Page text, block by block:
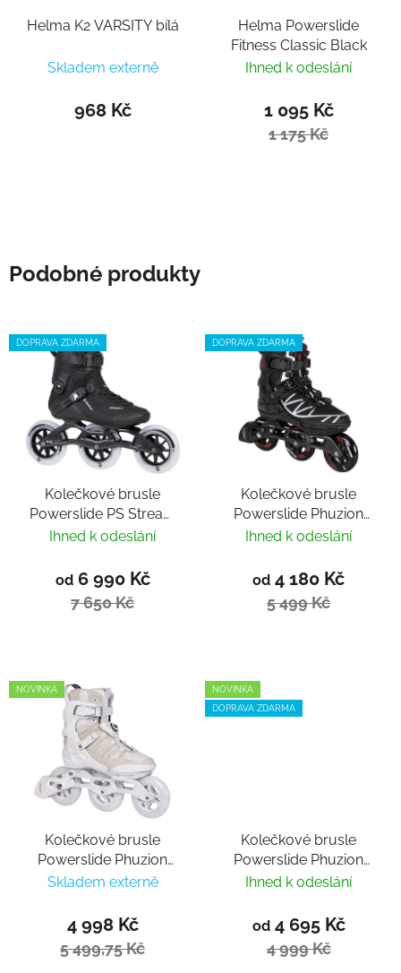
Helma K2 VARSITY bílá
Skladem externě
968 Kč
Helma Powerslide
Fitness Classic Black
Ihned k odeslání
1 095 Kč
1 175 Kč
Podobné produkty
DOPRAVA ZDARMA
Kolečkové brusle
Powerslide PS Stream
Classic 125
Ihned k odeslání
od6 990 Kč
7 650 Kč
DOPRAVA ZDARMA
Kolečkové brusle
Powerslide Phuzion
Argon Scarlet 100
Ihned k odeslání
od 4 180 Kč
5 499 Kč
NOVINKA
Kolečkové brusle
Powerslide Phuzion
Argon KPU PDS White
Skladem externě
4 998 Kč
5 499,75 Kč
NOVINKA
DOPRAVA ZDARMA
Kolečkové brusle
Powerslide Phuzion
Radon 90 PDS Camo
Ihned k odeslání
od4 695 Kč
4 999 Kč